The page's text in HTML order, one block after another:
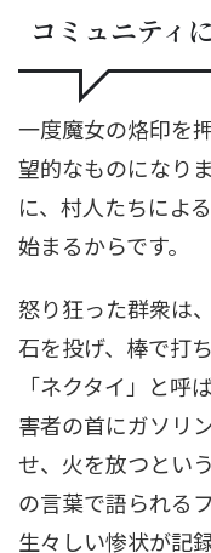
コミュニティ
一度魔女の烙印を
望的なものになり
に、村人たちによ
始まるからです。
怒り狂った群衆は
石を投げ、棒で打
「ネクタイ」と呼
害者の首にガソリ
せ、火を放つとい
の言葉で語られる
生々しい惨状が記